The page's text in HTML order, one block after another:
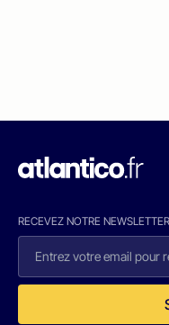
RECEVEZ NOTRE NEWSLETTER